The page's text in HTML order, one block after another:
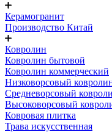
Керамогранит
Производство Китай
Ковролин
Ковролин бытовой
Ковролин коммерческий
Низковорсовый
Средневорсовый
Высоковорсовый
Ковровая плитка
Трава искусственная